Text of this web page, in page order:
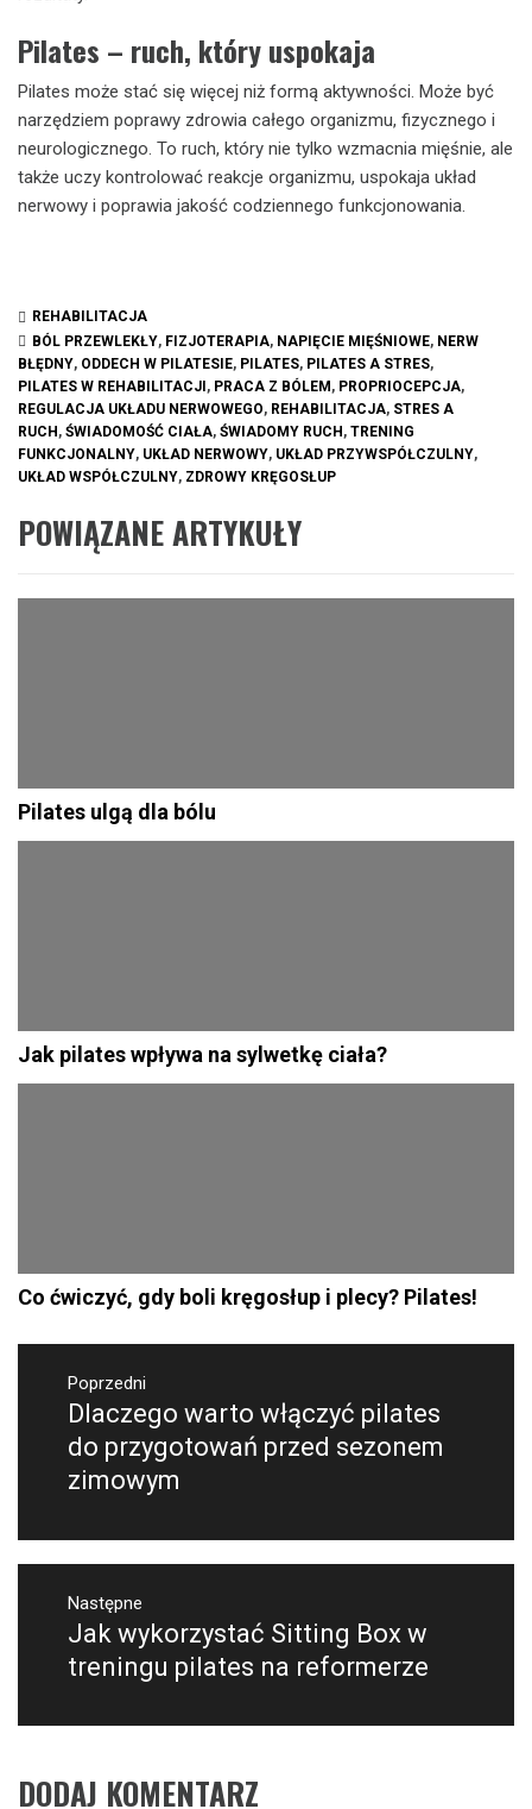
Pilates – ruch, który uspokaja
Pilates może stać się więcej niż formą aktywności. Może być
narzędziem poprawy zdrowia całego organizmu, fizycznego i
neurologicznego. To ruch, który nie tylko wzmacnia mięśnie, ale
także uczy kontrolować reakcje organizmu, uspokaja układ
nerwowy i poprawia jakość codziennego funkcjonowania.
REHABILITACJA
BÓL PRZEWLEKŁY, FIZJOTERAPIA, NAPIĘCIE MIĘŚNIOWE, NERW
BŁĘDNY, ODDECH W PILATESIE, PILATES, PILATES A STRES,
PILATES W REHABILITACJI , PRACA Z BÓLEM , PROPRIOCEPCJA,
REGULACJA UKŁADU NERWOWEGO, REHABILITACJA, STRES A
RUCH , ŚWIADOMOŚĆ CIAŁA, ŚWIADOMY RUCH , TRENING
FUNKCJONALNY, UKŁAD NERWOWY, UKŁAD PRZYWSPÓŁCZULNY,
UKŁAD WSPÓŁCZULNY, ZDROWY KRĘGOSŁUP
POWIĄZANE ARTYKUŁY
Pilates ulgą dla bólu
Jak pilates wpływa na sylwetkę ciała?
Co ćwiczyć, gdy boli kręgosłup i plecy? Pilates!
Nawigacja
wpisuPoprzedni
Poprzedni
wpis:
Dlaczego warto włączyć pilates
do przygotowań przed sezonem
zimowym
Następne
Następny
post:
Jak wykorzystać Sitting Box w
treningu pilates na reformerze
DODAJ KOMENTARZ